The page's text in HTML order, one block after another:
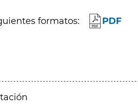
formatos: PDF